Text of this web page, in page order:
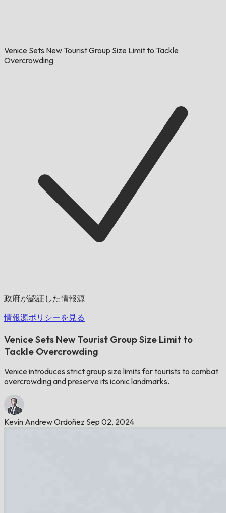
Venice Sets New Tourist Group Size Limit to Tackle
Overcrowding
政府が認証した情報源
情報源ポリシーを見る
Venice Sets New Tourist Group Size Limit to
Tackle Overcrowding
Venice introduces strict group size limits for tourists to combat
overcrowding and preserve its iconic landmarks.
Kevin Andrew Ordoñez Sep 02, 2024